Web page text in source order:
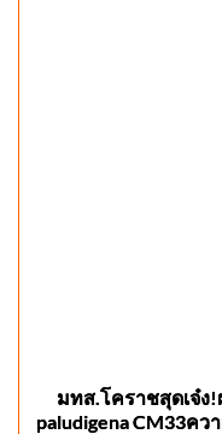
มทส.โคราชสุดเจ๋ง
paludigena CM33ค